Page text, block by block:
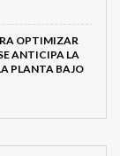
OPTIMIZAR
ANTICIPA LA
PLANTA BAJO